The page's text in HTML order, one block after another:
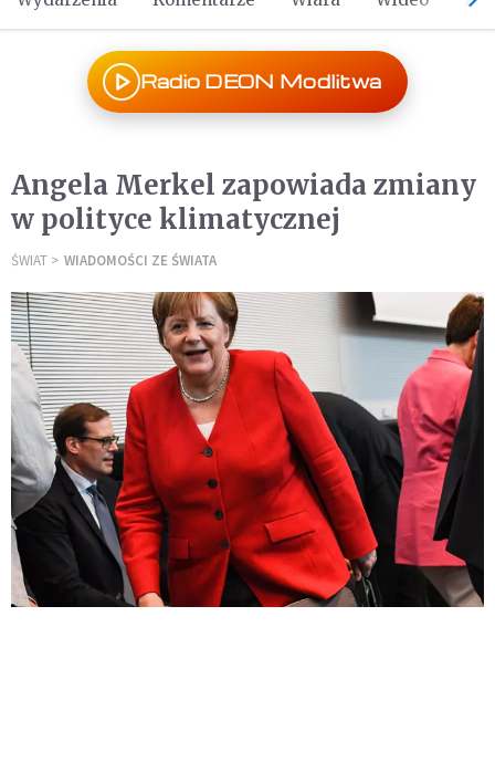
Radio DEON Modlitwa
Angela Merkel zapowiada zmiany
w polityce klimatycznej
ŚWIAT WIADOMOŚCI ZE ŚWIATA